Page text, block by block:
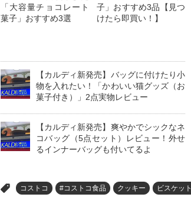
「大容量チョコレート
菓子」おすすめ3選
子」おすすめ3品【見つ
けたら即買い！】
【カルディ新発売】バッグに付けたり小
物を入れたい！「かわいい猫グッズ（お
菓子付き）」2点実物レビュー
【カルディ新発売】爽やかでシックなネ
コバッグ（5点セット）レビュー！外せ
るインナーバッグも付いてるよ
コストコ #コストコ食品 クッキー ビスケット